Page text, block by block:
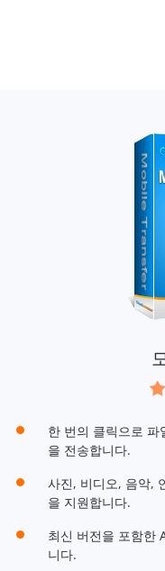
한 번의 클릭으로 파
을 전송합니다.
사진, 비디오, 음악,
을 지원합니다.
최신 버전을 포함한
니다.